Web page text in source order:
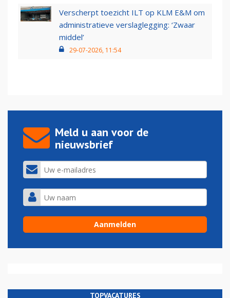
Verscherpt toezicht ILT op KLM E&M om
administratieve verslaglegging: ‘Zwaar
middel’
29-07-2026, 11:54
Meld u aan voor de
nieuwsbrief
TOPVACATURES